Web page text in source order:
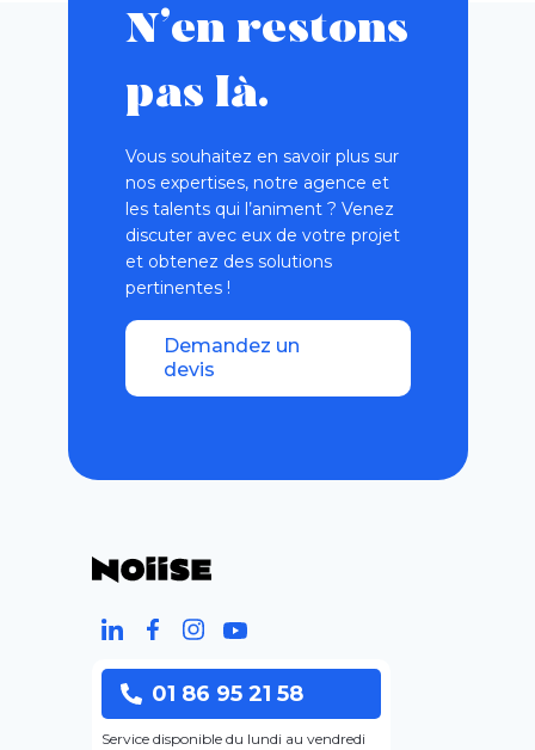
N’en restons
pas là.
Vous souhaitez en savoir plus sur
nos expertises, notre agence et
les talents qui l’animent ? Venez
discuter avec eux de votre projet
et obtenez des solutions
pertinentes !
Demandez un
devis
01 86 95 21 58
Service disponible du lundi au vendredi